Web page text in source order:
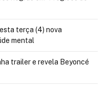
terça (4) nova
mental
trailer e revela Beyoncé